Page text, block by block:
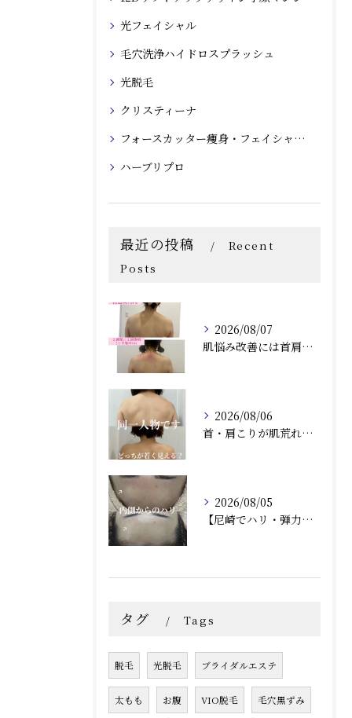
光フェイシャル
毛穴洗浄ハイドロスプラッシュ
光脱毛
クリスティーナ
フォースカッター痩身・フェイシャルマシン
ハーブリプロ
最近の投稿
Recent
Posts
2026/08/07
肌悩み改善には首肩こりの詰まりも取ることがオススメ！兵庫県尼崎エステRindaリンダで赤み、毛穴、ニキビ炎症肌のお悩みの方へ
2026/08/06
首・肩こりが肌荒れにつながる？肌質改善との相乗効果で根本から美しい肌へ（兵庫県尼崎エステ）Rindaリンダで改善しませんか？
2026/08/05
【尼崎でハリ・弾力ケア】フォーエバーヤングで内側からふっくらとした若々しい肌へ
タグ Tags
脱毛 光脱毛 ブライダルエステ
太もも お腹 VIO脱毛 毛穴黒ずみ